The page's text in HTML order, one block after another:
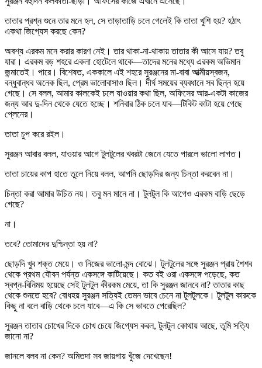
তাতার প্রশ্ন শুনে তার মনে হল, সে তাড়াতাড়ি চলে গেলেই কি তাতা খুশি হয়? হঠাৎ
একথা জিগ্যেস করছে কেন?
অবশ্য এরকম মনে করার কারণ নেই। তার থাকা-না-থাকায় তাতার কী আসে যায়? তবু
যারা। এরকম বড় শহরে একলা হোটেলে থাকে—তাদের মনের মধ্যে এরকম অভিমান
জন্মাতেই। পারে। বিশেষত, এককালে এই শহরে সুরঞ্জনের মা-বাবা আত্মীয়স্বজন,
বন্ধুবান্ধব অনেক ছিল, প্রেম ভালোবাসাও ছিল। দীর্ঘ সময়ের ব্যবধানে সব ছিন্ন হয়ে
গেছে। সে বলল, আমার কালকেই চলে যাওয়ার কথা ছিল, অফিসের আর-একটা কাজের
জন্য আর দু-দিন থেকে যেতে হচ্ছে। শনিবার ঠিক চলে যাব—টিকিট কাটা হয়ে গেছে
প্লেনের।
তাতা চুপ করে রইল।
সুরঞ্জন আবার বলল, যাওয়ার আগে টুলটুলের খবরটা জেনে যেতে পারলে ভালো লাগত।
তাতা চায়ের কাপ হাতে তুলে নিয়ে বলল, আপনি ছোড়দির জন্য চিন্তা করবেন না।
চিন্তা করা আমার উচিত নয়। তবু মন মানে না। টুলটুল কি আগেও এরকম বাড়ি ছেড়ে
গেছে?
না।
তবে? তোমাদের দুশ্চিন্তা হয় না?
ছোড়দি খুব শক্ত মেয়ে। ও নিজের ভালো-মন্দ বোঝে। টুলটুলের সঙ্গে সুরঞ্জন প্রায় শৈশব
থেকে প্রথম যৌবন পর্যন্ত একসঙ্গে কাটিয়েছে। কত বই ওরা একসঙ্গে পড়েছে, কত
স্বপ্ন-বিনিময় হয়েছে সেই টুলটুল কীরকম মেয়ে, তা কি সুরঞ্জন জানবে না? তাতার কাছ
থেকে শুনতে হবে? বোধহয় সুরঞ্জন সত্যিই তেমন ভাবে চেনে না টুলটুলকে। টুলটুল কারুকে
কিছু না বলে বাড়ি থেকে চলে যাবে—এ কি সে ভাবতে পেরেছিল?
সুরঞ্জন তাতার চোখের দিকে চোখ চেয়ে জিগ্যেস করল, টুলটুল কোথায় আছে, তুমি সত্যি
জানো না?
জানলে বলব না কেন? অমিতদা সব জায়গায় খুঁজে দেখেছেন!